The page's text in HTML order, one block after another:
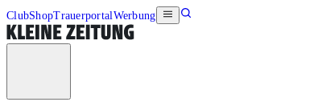
ClubShopTrauerportalWerbung